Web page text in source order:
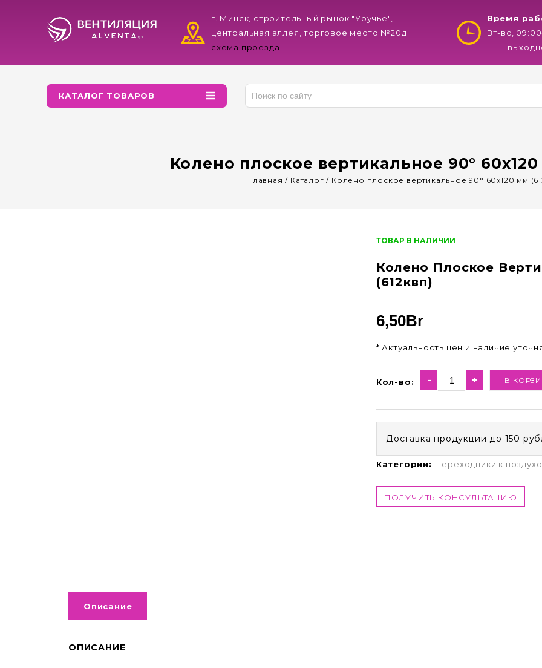
г. Минск, строительный рынок "Уручье",
центральная аллея, торговое место №20д
схема проезда
Время
Вт-вс,
Пн -
КАТАЛОГ ТОВАРОВ
Колено плоское вертикальное 90°
Главная / Каталог / Колено плоское вертикальное 90° 60х120 мм
ТОВАР В НАЛИЧИИ
Колено Плоское
(612квп)
6,50Br
* Актуальность цен и наличие
Кол-во: - + В
Доставка продукции до 150
Категории: Переходники к
ПОЛУЧИТЬ КОНСУЛЬТАЦИЮ
Описание
ОПИСАНИЕ